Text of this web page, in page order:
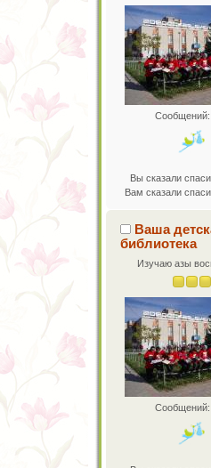
Сообщений:
Вы сказали
Вам сказали
Ваша
библиотека
Изучаю азы
Сообщений: